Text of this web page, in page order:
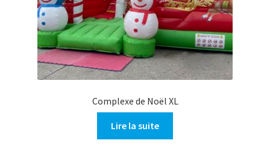
Complexe de Noël XL
Lire la suite